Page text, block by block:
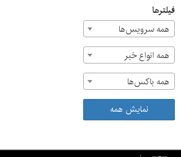
فیلترها
همه سرویس‌ها
همه انواع خبر
همه باکس‌ها
نمایش همه